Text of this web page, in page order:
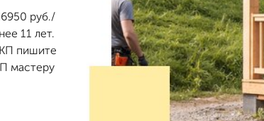
руб./
11 лет.
пишите
мастеру